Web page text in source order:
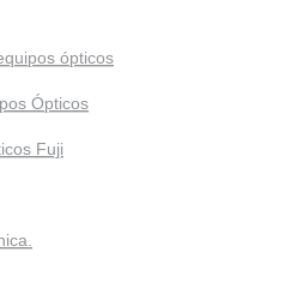
ópticos
Ópticos
Fuji